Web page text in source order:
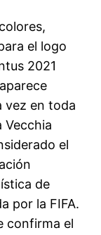
el logo
2021
vez en toda
Vecchia
el
de
por la FIFA.
confirma el